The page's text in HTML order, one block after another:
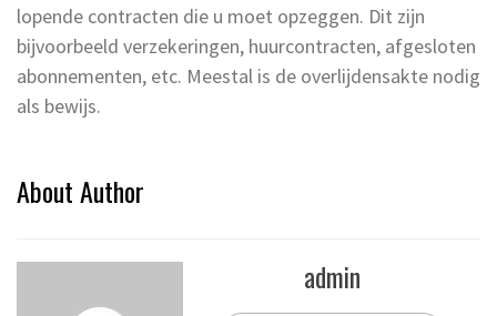
lopende contracten die u moet opzeggen. Dit zijn
bijvoorbeeld verzekeringen, huurcontracten, afgesloten
abonnementen, etc. Meestal is de overlijdensakte nodig
als bewijs.
About Author
admin